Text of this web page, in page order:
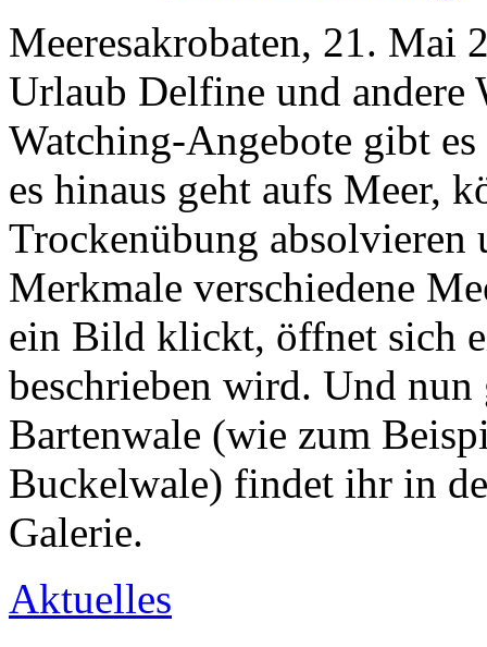
Meeresakrobaten, 21. Mai
Urlaub Delfine und andere
Watching-Angebote gibt
es hinaus geht aufs Meer,
Trockenübung absolvieren
Merkmale verschiedene
ein Bild klickt, öffnet sich
beschrieben wird. Und
Bartenwale (wie zum
Buckelwale) findet ihr in
Galerie.
Aktuelles